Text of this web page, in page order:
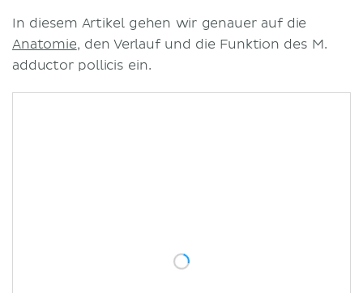
In diesem Artikel gehen wir genauer auf die
Anatomie, den Verlauf und die Funktion des M.
adductor pollicis ein.